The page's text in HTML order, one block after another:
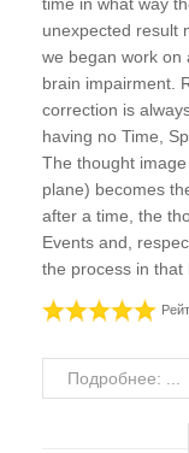
time in what way
unexpected result
we began work on
brain impairment.
correction is
having no Time,
The thought
plane) becomes
after a time, the
Events and,
the process in that
Подробнее: ...